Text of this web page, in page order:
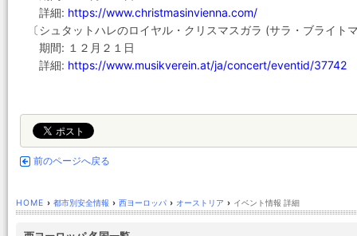
詳細: https://www.christmasinvienna.com/
〔シュタットハレのロイヤル・クリスマスガラ (サラ・ブライト
期間: １２月２１日
詳細: https://www.musikverein.at/ja/concert/eventid/37742
前のページへ戻る
HOME › 都市別安全情報 › 西ヨーロッパ › オーストリア › イベント情報 詳細